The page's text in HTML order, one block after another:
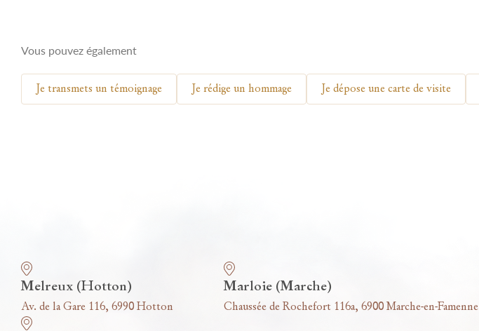
Vous pouvez également
Je transmets un témoignage Je rédige un hommage Je dépose une carte de visite
Melreux (Hotton)
Av. de la Gare 116, 6990 Hotton
Marloie (Marche)
Chaussée de Rochefort 116a, 6900 Marche-en-Famenne